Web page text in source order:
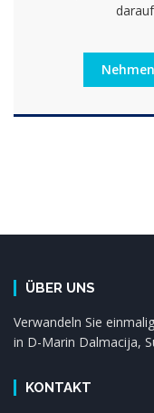
ÜBER UNS
Verwandeln Sie
in D-Marin Dalmacija,
KONTAKT